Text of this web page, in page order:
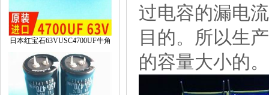
日本红宝石63VUSC4700UF牛角
过电容的漏电
目的。所以生
的容量大小的。